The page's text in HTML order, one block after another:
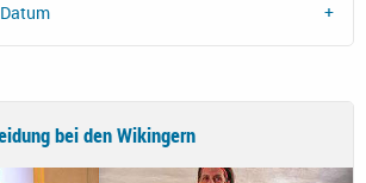
bei den Wikingern